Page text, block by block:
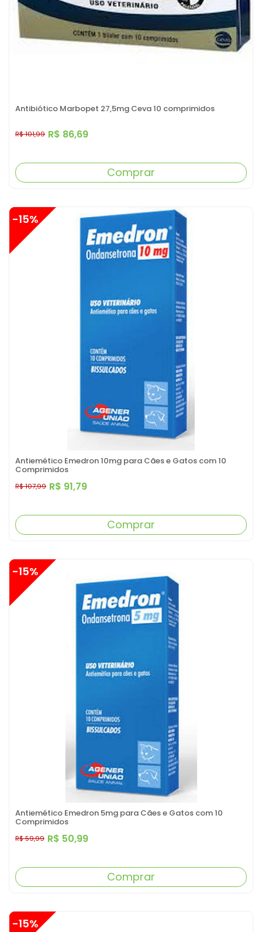
Antibiótico Marbopet 27,5mg Ceva 10 comprimidos
R$ 86,69
R$ 101,99
Comprar
Antiemético Emedron 10mg para Cães e Gatos com 10
Comprimidos
R$ 91,79
R$ 107,99
-15%
Comprar
Antiemético Emedron 5mg para Cães e Gatos com 10
Comprimidos
R$ 50,99
R$ 59,99
-15%
Comprar
-15%